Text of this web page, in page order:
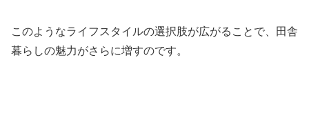
このようなライフスタイルの選択肢が広がることで、田舎
暮らしの魅力がさらに増すのです。